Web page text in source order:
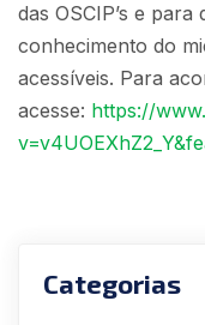
das OSCIP’s e
conhecimento do
acessíveis. Para
acesse: https://
Categorias